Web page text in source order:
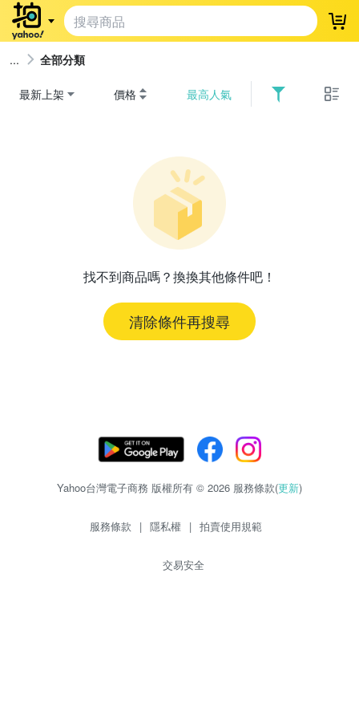
登
全部分類
最新上架 價格 最高人氣
找不到商品嗎？換換其他條件吧！
清除條件再搜尋
Yahoo台灣電子商務 版權所有 © 2026 服務條款(更新)
服務條款 | 隱私權 | 拍賣使用規範
交易安全